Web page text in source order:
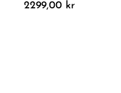
2299,00 kr